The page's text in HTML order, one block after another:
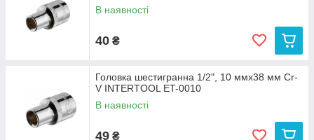
В наявності
40 ₴
Головка шестигранна 1/2", 10 ммx38 мм Cr-
V INTERTOOL ET-0010
В наявності
49 ₴